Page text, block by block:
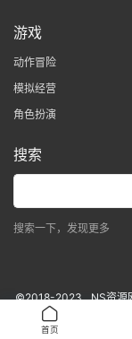
游戏
动作冒险
模拟经营
角色扮演
搜索
搜索一下，发现更多
©2018-2023 NS资源
首页